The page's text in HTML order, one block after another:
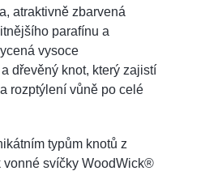
atraktivně zbarvená
parafínu a
vysoce
dřevěný knot, který zajistí
rozptýlení vůně po celé
typům knotů z
vonné svíčky WoodWick®